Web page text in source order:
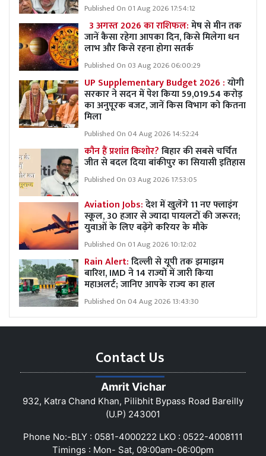
Published On 01 Aug 2026 17:54:12
3 अगस्त 2026 का राशिफल:मेष से मीन तक
जानें कैसा रहेगा आपका दिन, किसे मिलेगा धन
लाभ और किसे रहना होगा सतर्क
Published On 03 Aug 2026 06:00:29
UP Supplementary Budget 2026 :योगी
सरकार ने सदन में पेश किया 59,019.54 करोड़
का अनुपूरक बजट, जानें किस विभाग को कितना
मिला
Published On 04 Aug 2026 14:52:24
कौन हैं प्रशांत किशोर?बिहार की सबसे चर्चित
जीत से बदल दिया बांकीपुर का सियासी इतिहास
Published On 03 Aug 2026 17:53:05
Aviation Jobs:देश में खुलेंगे 11 नए फ्लाइंग
स्कूल, 30 हजार से ज्यादा पायलटों की जरूरत;
युवाओं के लिए बढ़ेंगे करियर के मौके
Published On 01 Aug 2026 10:12:02
Rain Alert:दिल्ली से यूपी तक झमाझम
बारिश, IMD ने 14 राज्यों में जारी किया
महाअलर्ट; जानिए आपके राज्य का हाल
Published On 04 Aug 2026 13:43:30
Contact Us
Amrit Vichar
932, Katra Chand Khan, Pilibhit Bypass Road Bareilly
(U.P) 243001
Phone No:-BLY : 0581-4000222 LKO : 0522-4008111
Timings : Mon- Sat, 09:00am-06:00pm